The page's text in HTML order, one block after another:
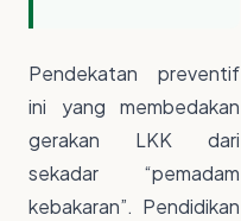
Pendekatan preventif
ini yang membedakan
gerakan LKK dari
sekadar “pemadam
kebakaran”. Pendidikan